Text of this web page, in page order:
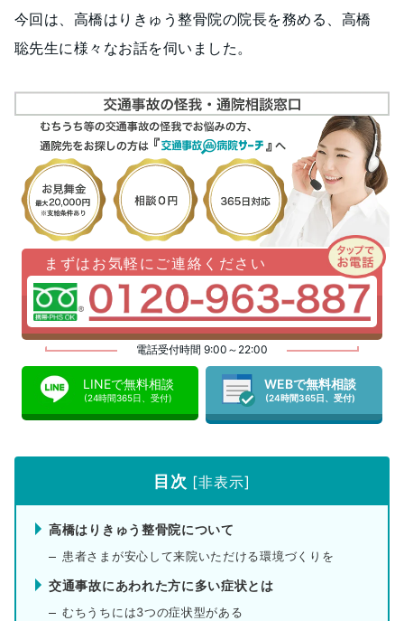
今回は、高橋はりきゅう整骨院の院長を務める、高橋
聡先生に様々なお話を伺いました。
まずはお気軽にご連絡ください
電話受付時間 9:00～22:00
LINEで無料相談
(24時間365日、受付)
WEBで無料相談
(24時間365日、受付)
目次 [非表示]
高橋はりきゅう整骨院について
患者さまが安心して来院いただける環境づくりを
交通事故にあわれた方に多い症状とは
むちうちには3つの症状型がある